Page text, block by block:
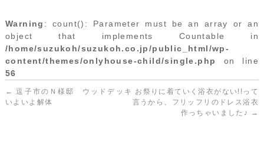
Warning : count(): Parameter must be an array or an
object that implements Countable in
/home/suzukoh/suzukoh.co.jp/public_html/wp-
content/themes/onlyhouse-child/single.php
on line
56
← 逗子市のＮ様邸 ウッドデッキ
いよいよ解体
お祭りに着ていく浴衣がない!!って
言うから、フリッフリのドレス浴衣
作っちゃいました♪
→